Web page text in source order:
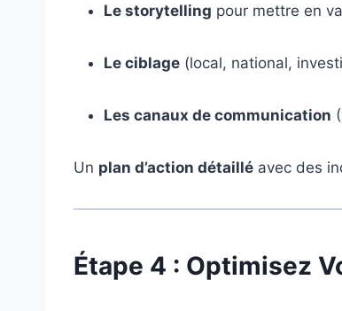
Le storytelling pour mettre en
Le ciblage (local, national,
Les canaux de communication
Un plan d’action détaillé avec des
Étape 4 : Optimisez